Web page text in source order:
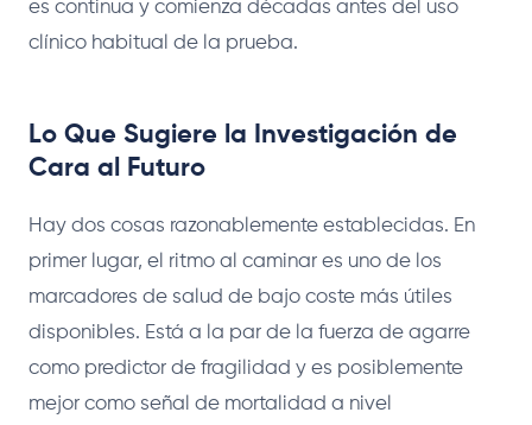
es continua y comienza décadas antes del uso
clínico habitual de la prueba.
Lo Que Sugiere la Investigación de
Cara al Futuro
Hay dos cosas razonablemente establecidas. En
primer lugar, el ritmo al caminar es uno de los
marcadores de salud de bajo coste más útiles
disponibles. Está a la par de la fuerza de agarre
como predictor de fragilidad y es posiblemente
mejor como señal de mortalidad a nivel